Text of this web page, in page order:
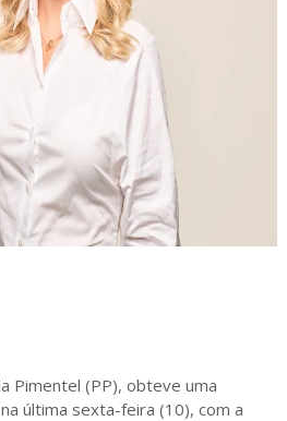
Pimentel (PP), obteve uma
última sexta-feira (10), com a